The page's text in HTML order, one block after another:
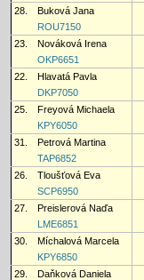
28.
Buková Jana
ROU7150
23.
Nováková Irena
OKP6651
22.
Hlavatá Pavla
DKP7050
25.
Freyová Michaela
KPY6050
31.
Petrová Martina
TAP6852
26.
Tloušťová Eva
SCP6950
27.
Preislerová Naďa
LME6851
30.
Míchalová Marcela
KPY6850
29.
Daňková Daniela